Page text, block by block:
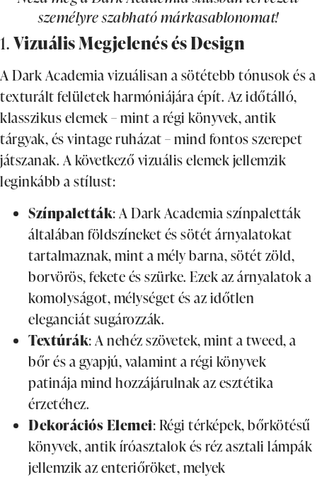
személyre szabható márkasablonomat!
1.Vizuális Megjelenés és Design
A Dark Academia vizuálisan a sötétebb tónusok és a
texturált felületek harmóniájára épít. Az időtálló,
klasszikus elemek – mint a régi könyvek, antik
tárgyak, és vintage ruházat – mind fontos szerepet
játszanak. A következő vizuális elemek jellemzik
leginkább a stílust:
Színpaletták: A Dark Academia színpaletták
általában földszíneket és sötét árnyalatokat
tartalmaznak, mint a mély barna, sötét zöld,
borvörös, fekete és szürke. Ezek az árnyalatok a
komolyságot, mélységet és az időtlen
eleganciát sugározzák.
Textúrák: A nehéz szövetek, mint a tweed, a
bőr és a gyapjú, valamint a régi könyvek
patinája mind hozzájárulnak az esztétika
érzetéhez.
Dekorációs Elemei: Régi térképek, bőrkötésű
könyvek, antik íróasztalok és réz asztali lámpák
jellemzik az enteriőröket, melyek